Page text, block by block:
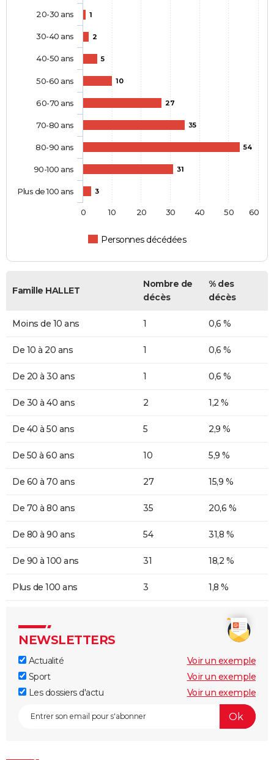
1
2
5
10
27
35
54
31
3
Personnes décédées
20-30 ans
30-40 ans
40-50 ans
50-60 ans
60-70 ans
70-80 ans
80-90 ans
90-100 ans
Plus de 100 ans
0 10 20 30 40 50 60
Famille HALLET
Nombre de
décès
% des
décès
Moins de 10 ans 1 0,6 %
De 10 à 20 ans 1 0,6 %
De 20 à 30 ans 1 0,6 %
De 30 à 40 ans 2 1,2 %
De 40 à 50 ans 5 2,9 %
De 50 à 60 ans 10 5,9 %
De 60 à 70 ans 27 15,9 %
De 70 à 80 ans 35 20,6 %
De 80 à 90 ans 54 31,8 %
De 90 à 100 ans 31 18,2 %
Plus de 100 ans 3 1,8 %
NEWSLETTERS
Actualité
Voir un exemple
Sport
Voir un exemple
Les dossiers d'actu
Voir un exemple